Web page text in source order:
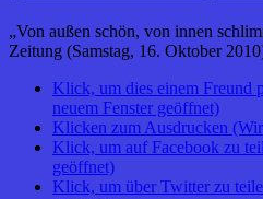
„Von außen schön, von innen
Zeitung (Samstag, 16. Oktober
Klick, um dies einem Freund
neuem Fenster geöffnet)
Klicken zum Ausdrucken
Klick, um auf Facebook zu
geöffnet)
Klick, um über Twitter zu